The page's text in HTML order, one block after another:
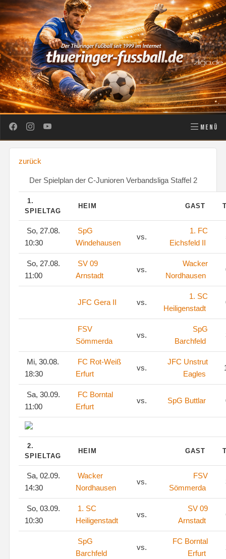
MENÜ
zurück
Der Spielplan der C-Junioren Verbandsliga Staffel 2
1.
SPIELTAG
HEIM GAST
So, 27.08.
10:30
SpG
Windehausen
vs.
1. FC
Eichsfeld II
So, 27.08.
11:00
SV 09
Arnstadt
vs.
Wacker
Nordhausen
JFC Gera II vs.
1. SC
Heiligenstadt
FSV
Sömmerda
vs.
SpG
Barchfeld
Mi, 30.08.
18:30
FC Rot-Weiß
Erfurt
vs.
JFC Unstrut
Eagles
Sa, 30.09.
11:00
FC Borntal
Erfurt
vs. SpG Buttlar
2.
SPIELTAG
HEIM GAST
Sa, 02.09.
14:30
Wacker
Nordhausen
vs.
FSV
Sömmerda
So, 03.09.
10:30
1. SC
Heiligenstadt
vs.
SV 09
Arnstadt
SpG
Barchfeld
vs.
FC Borntal
Erfurt